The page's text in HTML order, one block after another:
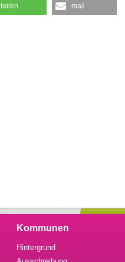
teilen mail
Kommunen
Hintergrund